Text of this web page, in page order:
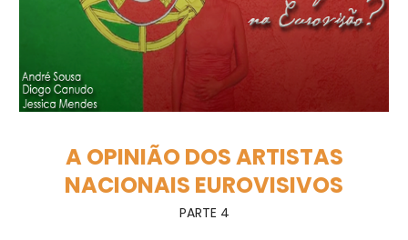
A OPINIÃO DOS ARTISTAS
NACIONAIS EUROVISIVOS
PARTE 4